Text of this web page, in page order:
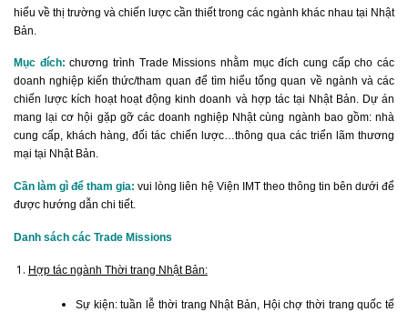
hiểu về thị trường và chiến lược cần thiết trong các ngành khác nhau tại Nhật
Bản.
Mục đích: chương trình Trade Missions nhằm mục đích cung cấp cho các
doanh nghiệp kiến thức/tham quan để tìm hiểu tổng quan về ngành và các
chiến lược kích hoạt hoạt động kinh doanh và hợp tác tại Nhật Bản. Dự án
mang lại cơ hội gặp gỡ các doanh nghiệp Nhật cùng ngành bao gồm: nhà
cung cấp, khách hàng, đối tác chiến lược…thông qua các triển lãm thương
mại tại Nhật Bản.
Cần làm gì để tham gia: vui lòng liên hệ Viện IMT theo thông tin bên dưới để
được hướng dẫn chi tiết.
Danh sách các Trade Missions
Hợp tác ngành Thời trang Nhật Bản:
Sự kiện: tuần lễ thời trang Nhật Bản, Hội chợ thời trang quốc tế